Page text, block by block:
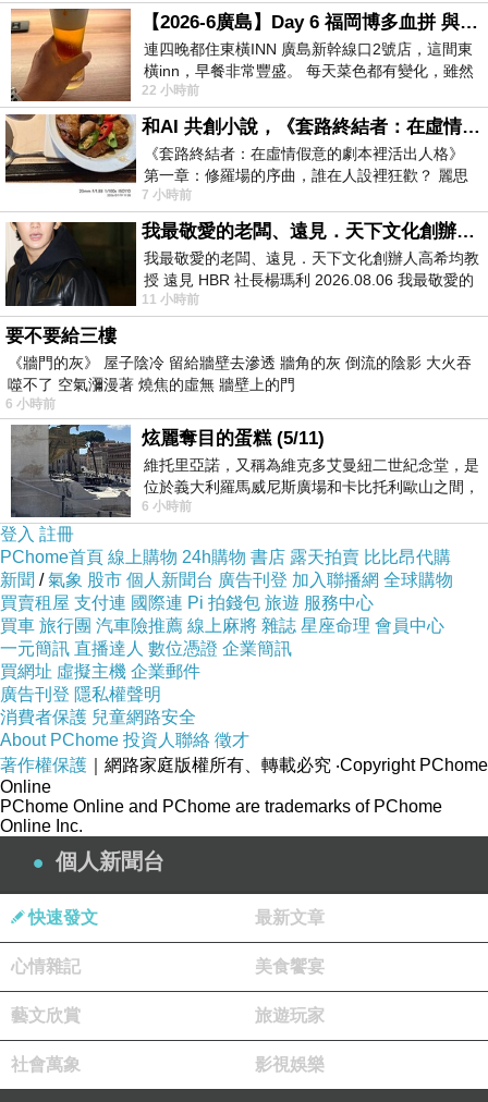
一個尚未成熟的文明手中。這就像一個心智未成熟的人突
然得到極大權力。問題在於這個人有沒有足夠的自我控
制、責任感、判斷力與承擔能力。AI 也是如此，它揭露人
類文明的底層質素。
一個社會如果只把 AI 當作降低成本的工具，AI 就會變成
削弱勞動者議價能力的武器。企業可以說自己只是提高效
率，但實際上可能是把培訓成本、組織責任與長期人才發
展全部壓縮。新人不再被培養，員工不再被視為可成長的
人，他們 被拿來與 AI 的即時輸出比較。這是市場早已存在
的傾向被 AI 加速。
一個教育制度如果本來已經過度重視產量、格式、評分與
證書，AI 就會令問題更加明顯。學生可以用 AI 快速生成
文章，教師可以用 AI 批改大量功課，學校可以用 AI 監測
學習表現。表面上效率提升了，但如果教育的核心不是理
解、思考與人格養成，而只是產出可評估的文本和數據，
那麼 AI 只會令教育更像一條自動化生產線。
這時候，真正被考驗的是教育制度到底有沒有能力重新回
答一個問題：人在 AI 時代為何仍然需要學習？
是為了考試、求職、取得資格，那麼 AI 很快會摧毀這套敘
事。因為很多考試式輸出、履歷式能力、格式化知識，本
來就是工業社會設計出來的篩選方式。AI 一出現，這些篩
選方式的空洞就被暴露出來。
同樣，媒體與公共討論也會面對 AI 的過濾。AI 可以生成
大量新聞摘要、評論、影片、圖片、聲音與虛構人物。資
訊會越來越多，內容會越來越快，真假會越來越難分。但
問題不只是「假資訊增加」那麼簡單。更深層是一個社會
是否仍然珍惜真實？是否仍然有耐性分辨？是否仍然有共
如果一個社會本來已經被情緒、立場、流量和演算法切
自己立場的證據，每種情緒都可以被內容機器即時餵養。
【2026-6廣島】Day 6 福岡博多血拼 與機場接送少年司機深夜對談
連四晚都住東橫INN 廣島新幹線口2號店，這間東
橫inn，早餐非常豐盛。 每天菜色都有變化，雖然
看到工作人員拿出料理包加熱，但
22 小時前
和AI 共創小說，《套路終結者：在虛情假意的劇本裡活出人格》
《套路終結者：在虛情假意的劇本裡活出人格》
第一章：修羅場的序曲，誰在人設裡狂歡？ 麗思
卡爾頓酒店的總統套房內，燈光昏
7 小時前
我最敬愛的老闆、遠見．天下文化創辦人高希均教授
我最敬愛的老闆、遠見．天下文化創辦人高希均教
授 遠見 HBR 社長楊瑪利 2026.08.06 我最敬愛的
老闆、遠見．天下文化創辦人高希均教
11 小時前
要不要給三樓
《牆門的灰》 屋子陰冷 留給牆壁去滲透 牆角的灰 倒流的陰影 大火吞
噬不了 空氣瀰漫著 燒焦的虛無 牆壁上的門
6 小時前
炫麗奪目的蛋糕 (5/11)
維托里亞諾，又稱為維克多艾曼紐二世紀念堂，是
位於義大利羅馬威尼斯廣場和卡比托利歐山之間，
用以紀念統一義大利統一後的的第一位國
6 小時前
登入 註冊
PChome首頁 線上購物 24h購物 書店 露天拍賣 比比昂代購
新聞 /氣象 股市 個人新聞台 廣告刊登 加入聯播網 全球購物
買賣租屋 支付連 國際連 Pi 拍錢包 旅遊 服務中心
買車 旅行團 汽車險推薦 線上麻將 雜誌 星座命理 會員中心
一元簡訊 直播達人 數位憑證 企業簡訊
買網址 虛擬主機 企業郵件
廣告刊登 隱私權聲明
消費者保護 兒童網路安全
About PChome 投資人聯絡 徵才
著作權保護 ｜網路家庭版權所有、轉載必究 ‧Copyright PChome
Online
PChome Online and PChome are trademarks of PChome
Online Inc.
個人新聞台
快速發文 最新文章
心情雜記 美食饗宴
藝文欣賞 旅遊玩家
社會萬象 影視娛樂